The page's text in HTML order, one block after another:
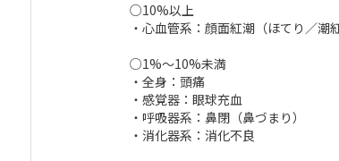
○10%以上
・心血管系：顔面紅潮（ほてり／潮紅
○1%～10%未満
・全身：頭痛
・感覚器：眼球充血
・呼吸器系：鼻閉（鼻づまり）
・消化器系：消化不良